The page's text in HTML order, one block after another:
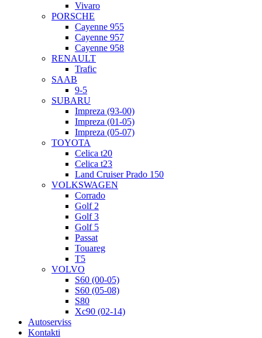
Vivaro
PORSCHE
Cayenne 955
Cayenne 957
Cayenne 958
RENAULT
Trafic
SAAB
9-5
SUBARU
Impreza (93-00)
Impreza (01-05)
Impreza (05-07)
TOYOTA
Celica t20
Celica t23
Land Cruiser Prado 150
VOLKSWAGEN
Corrado
Golf 2
Golf 3
Golf 5
Passat
Touareg
T5
VOLVO
S60 (00-05)
S60 (05-08)
S80
Xc90 (02-14)
Autoserviss
Kontakti